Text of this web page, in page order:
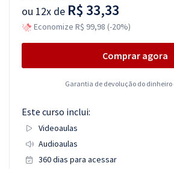
ou 12x de R$ 33,33
Economize R$ 99,98 (-20%)
Comprar agora
Garantia de devolução do dinheiro
Este curso inclui:
Videoaulas
Audioaulas
360 dias para acessar